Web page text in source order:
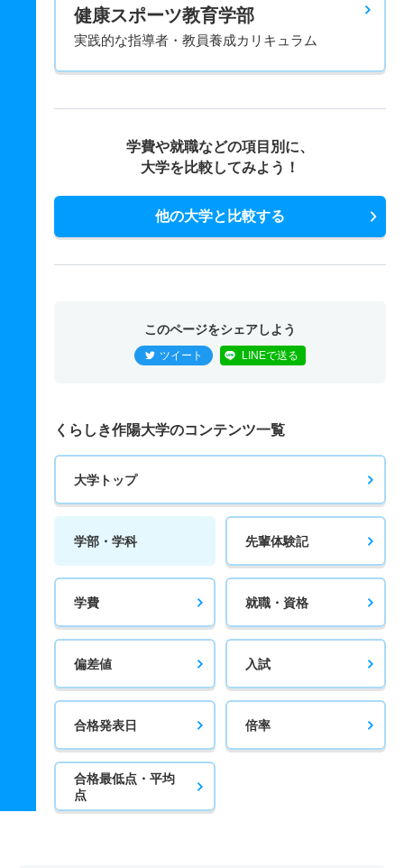
健康スポーツ教育学部
実践的な指導者・教員養成カリキュラム
学費や就職などの項目別に、
大学を比較してみよう！
他の大学と比較する
このページをシェアしよう
ツイート LINEで送る
くらしき作陽大学のコンテンツ一覧
大学トップ
学部・学科 先輩体験記
学費 就職・資格
偏差値 入試
合格発表日 倍率
合格最低点・平均
点